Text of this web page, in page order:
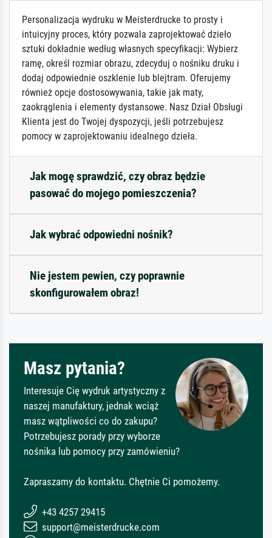
Personalizacja wydruku w Meisterdrucke to prosty i
intuicyjny proces, który pozwala zaprojektować dzieło
sztuki dokładnie według własnych specyfikacji: Wybierz
ramę, określ rozmiar obrazu, zdecyduj o nośniku druku i
dodaj odpowiednie oszklenie lub blejtram. Oferujemy
również opcje dostosowywania, takie jak maty,
zaokrąglenia i elementy dystansowe. Nasz Dział Obsługi
Klienta jest do Twojej dyspozycji, jeśli potrzebujesz
pomocy w zaprojektowaniu idealnego dzieła.
Jak mogę sprawdzić, czy obraz będzie
pasować do mojego pomieszczenia?
Jak wybrać odpowiedni nośnik?
Nie jestem pewien, czy poprawnie
skonfigurowałem obraz!
Masz pytania?
Interesuje Cię wydruk artystyczny z
naszej manufaktury, jednak wciąż
masz wątpliwości co do zakupu?
Potrzebujesz porady przy wyborze
nośnika lub pomocy przy zamówieniu?
Zapraszamy do kontaktu. Chętnie Ci pomożemy.
+43 4257 29415
support@meisterdrucke.com